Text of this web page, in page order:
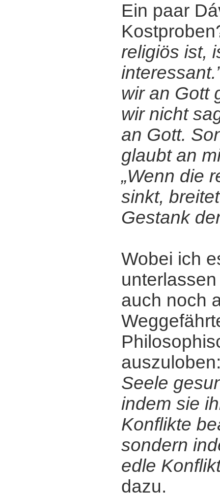
Ein paar
religiös ist,
wir an Gott
wir nicht
an Gott.
glaubt an
„Wenn die
sinkt,
Gestank
Wobei ich
auch noch
Seele
indem sie
Konflikte
sondern
edle
dazu.